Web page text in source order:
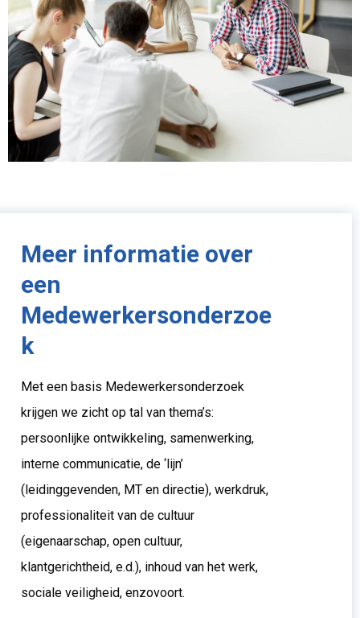
Meer informatie over
een
Medewerkersonderzoe
k
Met een basis Medewerkersonderzoek
krijgen we zicht op tal van thema’s:
persoonlijke ontwikkeling, samenwerking,
interne communicatie, de ‘lijn’
(leidinggevenden, MT en directie), werkdruk,
professionaliteit van de cultuur
(eigenaarschap, open cultuur,
klantgerichtheid, e.d.), inhoud van het werk,
sociale veiligheid, enzovoort.